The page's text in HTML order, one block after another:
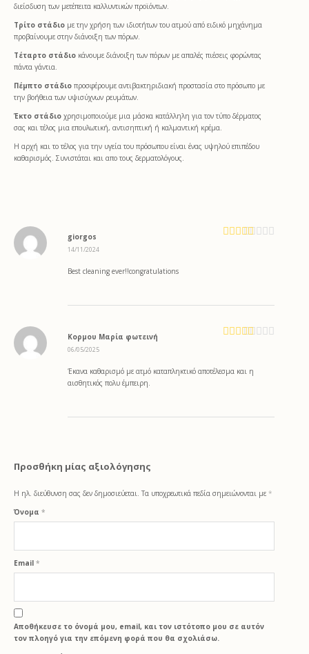
διείσδυση των μετέπειτα καλλυντικών προϊόντων.
Τρίτο στάδιο με την χρήση των ιδιοτήτων του ατμού από ειδικό μηχάνημα
προβαίνουμε στην διάνοιξη των πόρων.
Τέταρτο στάδιο κάνουμε διάνοιξη των πόρων με απαλές πιέσεις φορώντας
πάντα γάντια.
Πέμπτο στάδιο προσφέρουμε αντιβακτηριδιακή προστασία στο πρόσωπο με
την βοήθεια των υψισύχνων ρευμάτων.
Έκτο στάδιο χρησιμοποιούμε μια μάσκα κατάλληλη για τον τύπο δέρματος
σας και τέλος μια επουλωτική, αντισηπτική ή καλμαντική κρέμα.
Η αρχή και το τέλος για την υγεία του πρόσωπου είναι ένας υψηλού επιπέδου
καθαρισμός. Συνιστάται και απο τους δερματολόγους.
giorgos
14/11/2024
Best cleaning ever!!congratulations
Κορμου Μαρία φωτεινή
06/05/2025
Έκανα καθαρισμό με ατμό καταπληκτικό αποτέλεσμα και η
αισθητικός πολυ έμπειρη.
Προσθήκη μίας αξιολόγησης
Η ηλ. διεύθυνση σας δεν δημοσιεύεται. Τα υποχρεωτικά πεδία σημειώνονται με *
Όνομα *
Email *
Αποθήκευσε το όνομά μου, email, και τον ιστότοπο μου σε αυτόν
τον πλοηγό για την επόμενη φορά που θα σχολιάσω.